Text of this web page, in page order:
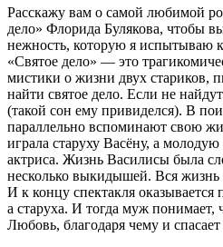
Расскажу вам о самой любимой
дело» Флорида Булякова, чтобы
нежность, которую я испытываю к
«Святое дело» — это
мистики о жизни двух стариков,
найти святое дело. Если не
(такой сон ему привиделся). В
параллельно вспоминают свою
играла старуху Васёну, а
актриса. Жизнь Василисы была
несколько выкидышей. Вся жизнь
И к концу спектакля оказывается
а старуха. И тогда муж понимает,
Любовь, благодаря чему и